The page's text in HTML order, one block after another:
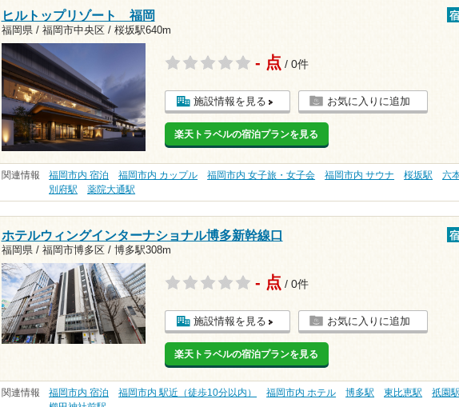
ヒルトップリゾート 福岡
福岡県 / 福岡市中央区 / 桜坂駅640m
- 点 / 0件
施設情報を見る お気に入りに追加
楽天トラベルの宿泊プランを見る
関連情報 福岡市内 宿泊 福岡市内 カップル 福岡市内 女子旅・女子会 福岡市内 サウナ 桜坂駅
六
別府駅
薬院大通駅
ホテルウィングインターナショナル博多新幹線口
福岡県 / 福岡市博多区 / 博多駅308m
- 点 / 0件
施設情報を見る お気に入りに追加
楽天トラベルの宿泊プランを見る
関連情報 福岡市内 宿泊 福岡市内 駅近（徒歩10分以内） 福岡市内 ホテル 博多駅 東比恵駅
祇園駅